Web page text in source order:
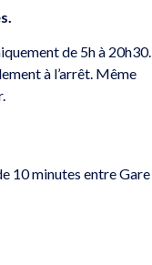
de 5h à 20h30.
à l’arrêt. Même
10 minutes entre Gare